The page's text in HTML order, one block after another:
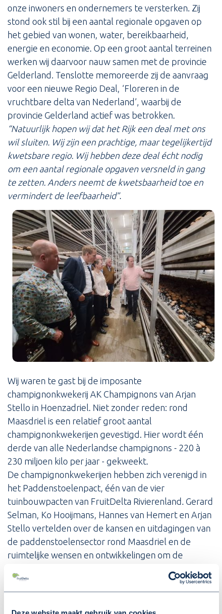
onze inwoners en ondernemers te versterken. Zij
stond ook stil bij een aantal regionale opgaven op
het gebied van wonen, water, bereikbaarheid,
energie en economie. Op een groot aantal terreinen
werken wij daarvoor nauw samen met de provincie
Gelderland. Tenslotte memoreerde zij de aanvraag
voor een nieuwe Regio Deal, ‘Floreren in de
vruchtbare delta van Nederland’, waarbij de
provincie Gelderland actief was betrokken.
“Natuurlijk hopen wij dat het Rijk een deal met ons
wil sluiten. Wij zijn een prachtige, maar tegelijkertijd
kwetsbare regio. Wij hebben deze deal écht nodig
om een aantal regionale opgaven versneld in gang
te zetten. Anders neemt de kwetsbaarheid toe en
vermindert de leefbaarheid”.
Wij waren te gast bij de imposante
champignonkwekerij AK Champignons van Arjan
Stello in Hoenzadriel. Niet zonder reden: rond
Maasdriel is een relatief groot aantal
champignonkwekerijen gevestigd. Hier wordt één
derde van alle Nederlandse champignons - 220 à
230 miljoen kilo per jaar - gekweekt.
De champignonkwekerijen hebben zich verenigd in
het Paddenstoelenpact, één van de vier
tuinbouwpacten van FruitDelta Rivierenland. Gerard
Selman, Ko Hooijmans, Hannes van Hemert en Arjan
Stello vertelden over de kansen en uitdagingen van
de paddenstoelensector rond Maasdriel en de
ruimtelijke wensen en ontwikkelingen om de
te kunnen faciliteren.